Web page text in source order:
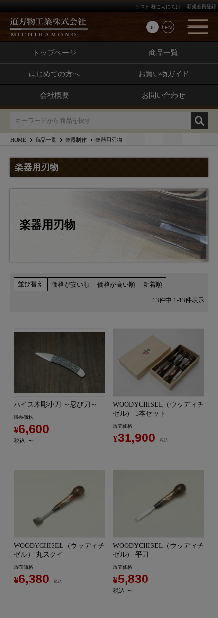
JP EN
ゲスト 様こんにちは 新規会員登録
トップページ 商品一覧
はじめての方へ お買い物ガイド
会社概要 お問い合わせ
HOME 商品一覧 楽器制作 楽器用刃物
楽器用刃物
楽器用刃物
並び替え 価格が安い順 価格が高い順 新着順
13件中 1 -13件表示
ハイス木彫小刀 ～忍び刀～
販売価格
¥6,600
税込 〜
WOODYCHISEL（ウッディチ
ゼル） 5本セット
販売価格
¥31,900 税込
WOODYCHISEL（ウッディチ
ゼル） 丸スクイ
販売価格
¥6,380 税込
WOODYCHISEL（ウッディチ
ゼル） 平刀
販売価格
¥5,830
税込 〜